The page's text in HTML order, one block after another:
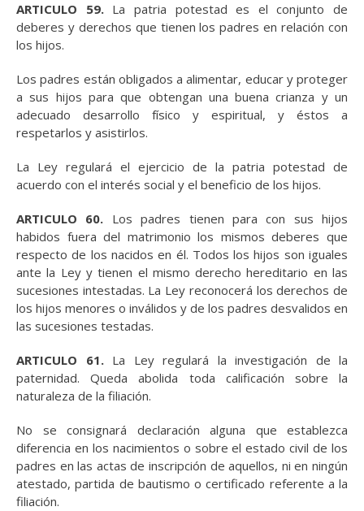
ARTICULO 59.La patria potestad es el conjunto de
deberes y derechos que tienen los padres en relación con
los hijos.
Los padres están obligados a alimentar, educar y proteger
a sus hijos para que obtengan una buena crianza y un
adecuado desarrollo físico y espiritual, y éstos a
respetarlos y asistirlos.
La Ley regulará el ejercicio de la patria potestad de
acuerdo con el interés social y el beneficio de los hijos.
ARTICULO 60. Los padres tienen para con sus hijos
habidos fuera del matrimonio los mismos deberes que
respecto de los nacidos en él. Todos los hijos son iguales
ante la Ley y tienen el mismo derecho hereditario en las
sucesiones intestadas. La Ley reconocerá los derechos de
los hijos menores o inválidos y de los padres desvalidos en
las sucesiones testadas.
ARTICULO 61. La Ley regulará la investigación de la
paternidad. Queda abolida toda calificación sobre la
naturaleza de la filiación.
No se consignará declaración alguna que establezca
diferencia en los nacimientos o sobre el estado civil de los
padres en las actas de inscripción de aquellos, ni en ningún
atestado, partida de bautismo o certificado referente a la
filiación.